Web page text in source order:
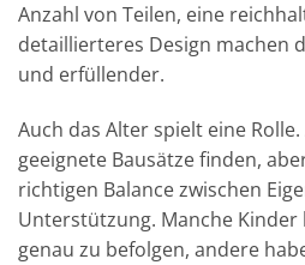
Anzahl von Teilen, eine
detaillierteres Design machen
und erfüllender.
Auch das Alter spielt eine Rolle.
geeignete Bausätze finden,
richtigen Balance zwischen
Unterstützung. Manche Kinder
genau zu befolgen, andere